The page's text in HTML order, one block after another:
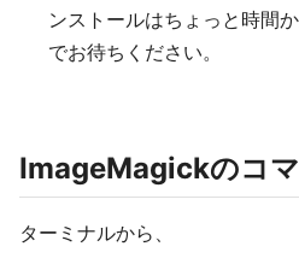
ンストールはちょっと時間
でお待ちください。
ImageMagickのコ
ターミナルから、